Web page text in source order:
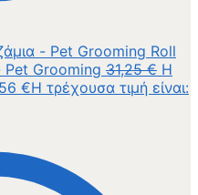
Roll
Pet Grooming 31,25€ Η
€Η τρέχουσα τιμή είναι: